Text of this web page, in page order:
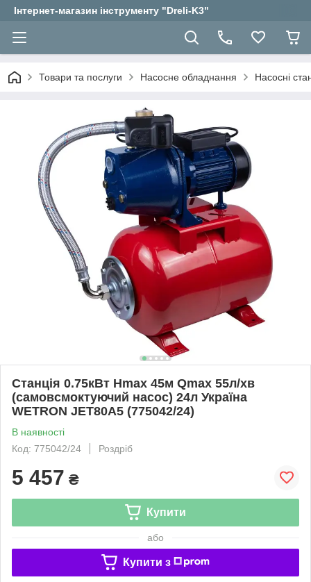
Інтернет-магазин інструменту "Dreli-K3"
Товари та послуги Насосне обладнання Насосні
Станція 0.75кВт Hmax 45м Qmax 55л/хв
(самовсмоктуючий насос) 24л Україна
WETRON JET80А5 (775042/24)
В наявності
Код: 775042/24
Роздріб
5 457 ₴
Купити
або
Купити з